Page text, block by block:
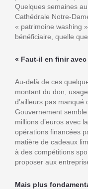
Quelques semaines
Cathédrale Notre-
« patrimoine washing
bénéficiaire, quelle
« Faut-il en finir avec
Au-delà de ces
montant du don,
d’ailleurs pas
Gouvernement
millions d’euros avec
opérations financées
matière de cadeaux
à des compétitions
proposer aux
Mais plus